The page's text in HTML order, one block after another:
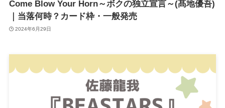
Come Blow Your Horn～ボクの独立宣言～(髙地優吾)
｜当落何時？カード枠・一般発売
2024年6月29日